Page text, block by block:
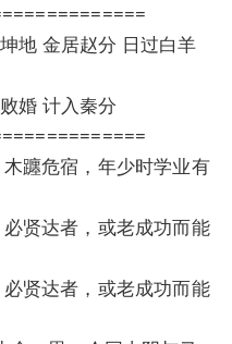
地 金居赵分 日过白羊
婚 计入秦分
躔危宿，年少时学业有
贤达者，或老成功而能
贤达者，或老成功而能